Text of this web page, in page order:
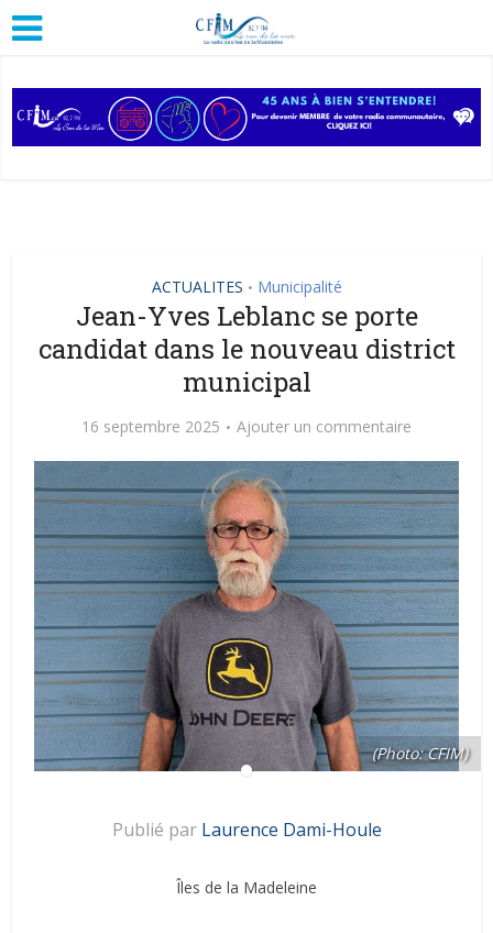
ACTUALITES • Municipalité
Jean-Yves Leblanc se porte
candidat dans le nouveau district
municipal
16 septembre 2025 Ajouter un commentaire
(Photo: CFIM)
Publié par Laurence Dami-Houle
Îles de la Madeleine